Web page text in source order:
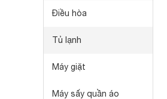
Điều hòa
Tủ lạnh
Máy giặt
Máy sấy quần áo